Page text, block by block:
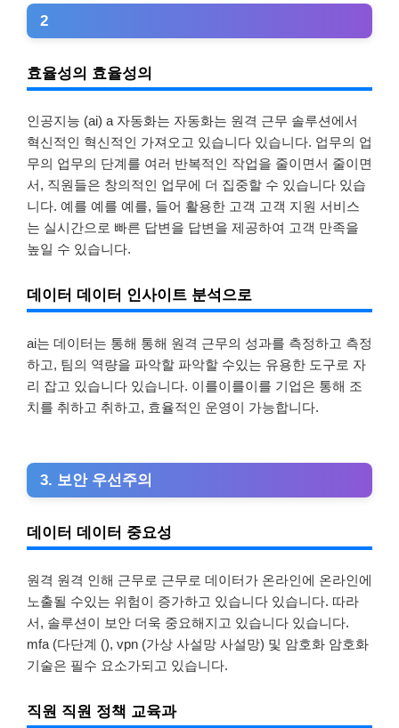
2
효율성의 효율성의
인공지능 (ai) a 자동화는 자동화는 원격 근무 솔루션에서
혁신적인 혁신적인 가져오고 있습니다 있습니다. 업무의 업
무의 업무의 단계를 여러 반복적인 작업을 줄이면서 줄이면
서, 직원들은 창의적인 업무에 더 집중할 수 있습니다 있습
니다. 예를 예를 예를, 들어 활용한 고객 고객 지원 서비스
는 실시간으로 빠른 답변을 답변을 제공하여 고객 만족을
높일 수 있습니다.
데이터 데이터 인사이트 분석으로
ai는 데이터는 통해 통해 원격 근무의 성과를 측정하고 측정
하고, 팀의 역량을 파악할 파악할 수있는 유용한 도구로 자
리 잡고 있습니다 있습니다. 이를이를이를 기업은 통해 조
치를 취하고 취하고, 효율적인 운영이 가능합니다.
3. 보안 우선주의
데이터 데이터 중요성
원격 원격 인해 근무로 근무로 데이터가 온라인에 온라인에
노출될 수있는 위험이 증가하고 있습니다 있습니다. 따라
서, 솔루션이 보안 더욱 중요해지고 있습니다 있습니다.
mfa (다단계 (), vpn (가상 사설망 사설망) 및 암호화 암호화
기술은 필수 요소가되고 있습니다.
직원 직원 정책 교육과